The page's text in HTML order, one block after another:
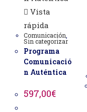
Vista
rápida
Comunicación
Sin categorizar
Programa
Comunicació
n Auténtica
597,00€